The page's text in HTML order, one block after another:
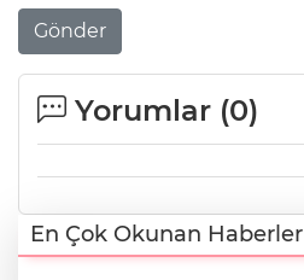
Gönder
Yorumlar (0)
En Çok Okunan Haberler